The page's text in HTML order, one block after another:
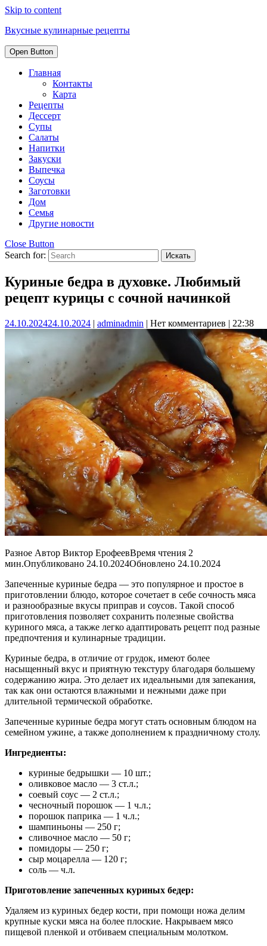
Skip to content
Вкусные кулинарные рецепты
Open Button
Главная
Контакты
Карта
Рецепты
Дессерт
Супы
Салаты
Напитки
Закуски
Выпечка
Соусы
Заготовки
Дом
Семья
Другие новости
Close Button
Search for:
Куриные бедра в духовке. Любимый
рецепт курицы с сочной начинкой
24.10.202424.10.2024 | adminadmin | Нет комментариев | 22:38
Разное Автор Виктор ЕрофеевВремя чтения 2
мин.Опубликовано 24.10.2024Обновлено 24.10.2024
Запеченные куриные бедра — это популярное и простое в
приготовлении блюдо, которое сочетает в себе сочность мяса
и разнообразные вкусы приправ и соусов. Такой способ
приготовления позволяет сохранить полезные свойства
куриного мяса, а также легко адаптировать рецепт под разные
предпочтения и кулинарные традиции.
Куриные бедра, в отличие от грудок, имеют более
насыщенный вкус и приятную текстуру благодаря большему
содержанию жира. Это делает их идеальными для запекания,
так как они остаются влажными и нежными даже при
длительной термической обработке.
Запеченные куриные бедра могут стать основным блюдом на
семейном ужине, а также дополнением к праздничному столу.
Ингредиенты:
куриные бедрышки — 10 шт.;
оливковое масло — 3 ст.л.;
соевый соус — 2 ст.л.;
чесночный порошок — 1 ч.л.;
порошок паприка — 1 ч.л.;
шампиньоны — 250 г;
сливочное масло — 50 г;
помидоры — 250 г;
сыр моцарелла — 120 г;
соль — ч.л.
Приготовление запеченных куриных бедер:
Удаляем из куриных бедер кости, при помощи ножа делим
крупные куски мяса на более плоские. Накрываем мясо
пищевой пленкой и отбиваем специальным молотком.